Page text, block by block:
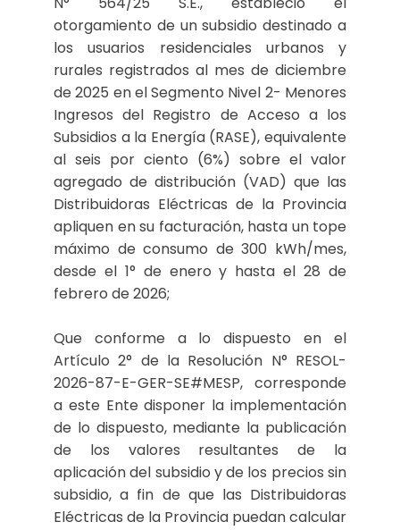
otorgamiento de un subsidio destinado a
los usuarios residenciales urbanos y
rurales registrados al mes de diciembre
de 2025 en el Segmento Nivel 2- Menores
Ingresos del Registro de Acceso a los
Subsidios a la Energía (RASE), equivalente
al seis por ciento (6%) sobre el valor
agregado de distribución (VAD) que las
Distribuidoras Eléctricas de la Provincia
apliquen en su facturación, hasta un tope
máximo de consumo de 300 kWh/mes,
desde el 1° de enero y hasta el 28 de
febrero de 2026;
Que conforme a lo dispuesto en el
Artículo 2° de la Resolución N° RESOL-
2026-87-E-GER-SE#MESP, corresponde
a este Ente disponer la implementación
de lo dispuesto, mediante la publicación
de los valores resultantes de la
aplicación del subsidio y de los precios sin
subsidio, a fin de que las Distribuidoras
Eléctricas de la Provincia puedan calcular